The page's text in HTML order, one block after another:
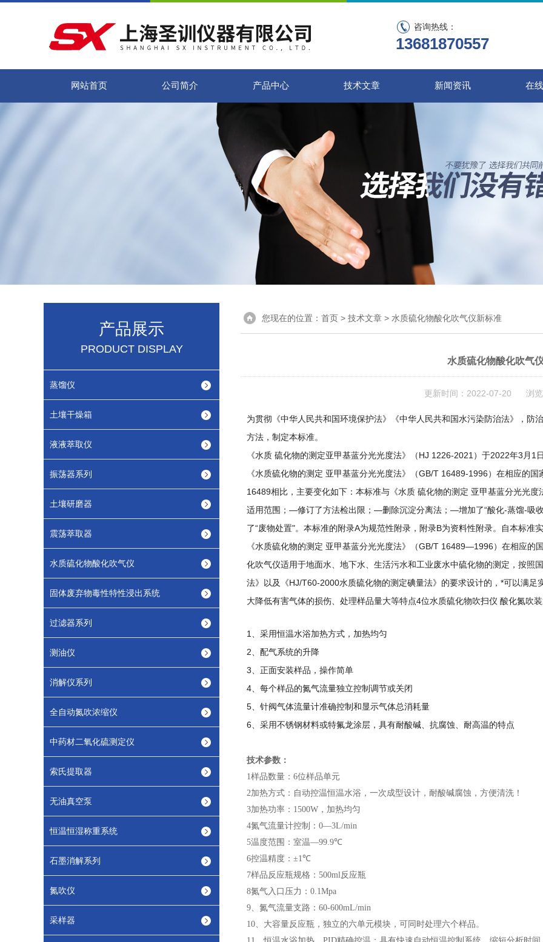
咨询热线：
13681870557
网站首页 公司简介 产品中心 技术文章 新闻资讯 在
产品展示
PRODUCT DISPLAY
蒸馏仪
土壤干燥箱
液液萃取仪
振荡器系列
土壤研磨器
震荡萃取器
水质硫化物酸化吹气仪
固体废弃物毒性特性浸出系统
过滤器系列
测油仪
消解仪系列
全自动氮吹浓缩仪
中药材二氧化硫测定仪
索氏提取器
无油真空泵
恒温恒湿称重系统
石墨消解系列
氮吹仪
采样器
您现在的位置： 首页 > 技术文章 > 水质硫化物酸化吹气仪新标准
水质硫化物酸化吹气
更新时间：2022-07-20 浏览
为贯彻《中华人民共和国环境保护法》《中华人民共和国水污染防治法》，防
方法，制定本标准。
《水质 硫化物的测定亚甲基蓝分光光度法》（HJ 1226-2021）于2022年3月
《水质硫化物的测定 亚甲基蓝分光光度法》（GB/T 16489-1996）在相应的
16489相比，主要变化如下：本标准与《水质 硫化物的测定 亚甲基蓝分光光
适用范围；—修订了方法检出限；—删除沉淀分离法；—增加了“酸化-蒸馏-吸
了“废物处置"。本标准的附录A为规范性附录，附录B为资料性附录。自本标
《水质硫化物的测定 亚甲基蓝分光光度法》（GB/T 16489—1996）在相应的
化吹气仪适用于地面水、地下水、生活污水和工业废水中硫化物的测定，按照
法》以及《HJ/T60-2000水质硫化物的测定碘量法》的要求设计的，*可以满
大降低有害气体的损伤、处理样品量大等特点4位水质硫化物吹扫仪 酸化氮吹
1、采用恒温水浴加热方式，加热均匀
2、配气系统的升降
3、正面安装样品，操作简单
4、每个样品的氮气流量独立控制调节或关闭
5、针阀气体流量计准确控制和显示气体总消耗量
6、采用不锈钢材料或特氟龙涂层，具有耐酸碱、抗腐蚀、耐高温的特点
技术参数：
1样品数量： 6位样品单元
2加热方式：自动控温恒温水浴，一次成型设计，耐酸碱腐蚀，方便清洗！
3加热功率： 1500W ，加热均匀
4氮气流量计控制： 0—3L/min
5温度范围：室温—99.9℃
6控温精度： ±1℃
7样品反应瓶规格： 500ml反应瓶
8氮气入口压力： 0.1Mpa
9、 氮气流量支路： 60-600mL/min
10、 大容量反应瓶，独立的六单元模块，可同时处理六个样品。